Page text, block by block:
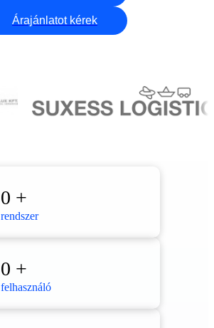
Árajánlatot kérek
0 +
rendszer
0 +
felhasználó